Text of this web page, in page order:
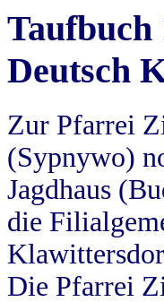
Taufbuch
Deutsch
Zur Pfarrei
(Sypnywo)
Jagdhaus
die
Die Pfarrei